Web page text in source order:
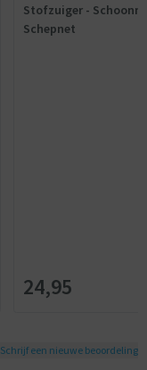
Stofzuiger -
Schepnet
24,95
Schrijf een nieuwe beoordeling